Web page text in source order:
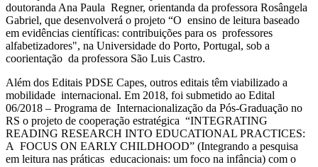
doutoranda Ana Paula Regner, orientanda da professora Rosângela
Gabriel, que desenvolverá o projeto “O ensino de leitura baseado
em evidências científicas: contribuições para os professores
alfabetizadores", na Universidade do Porto, Portugal, sob a
coorientação da professora São Luis Castro.
Além dos Editais PDSE Capes, outros editais têm viabilizado a
mobilidade internacional. Em 2018, foi submetido ao Edital
06/2018 – Programa de Internacionalização da Pós-Graduação no
RS o projeto de cooperação estratégica “INTEGRATING
READING RESEARCH INTO EDUCATIONAL PRACTICES:
A FOCUS ON EARLY CHILDHOOD” (Integrando a pesquisa
em leitura nas práticas educacionais: um foco na infância) com o